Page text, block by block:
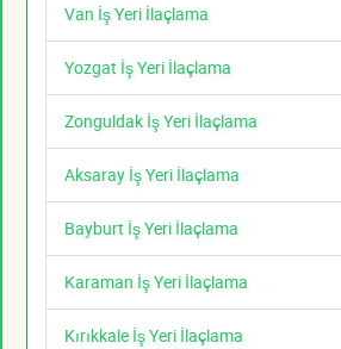
Van İş Yeri İlaçlama
Yozgat İş Yeri İlaçlama
Zonguldak İş Yeri İlaçlama
Aksaray İş Yeri İlaçlama
Bayburt İş Yeri İlaçlama
Karaman İş Yeri İlaçlama
Kırıkkale İş Yeri İlaçlama